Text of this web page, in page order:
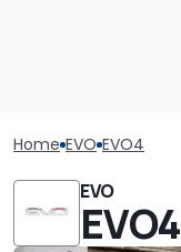
Home EVO EVO4
EVO
EVO4